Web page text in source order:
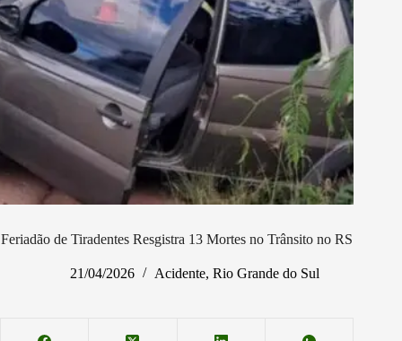
Feriadão de Tiradentes Resgistra 13 Mortes no Trânsito no RS
21/04/2026 Acidente,Rio Grande do Sul